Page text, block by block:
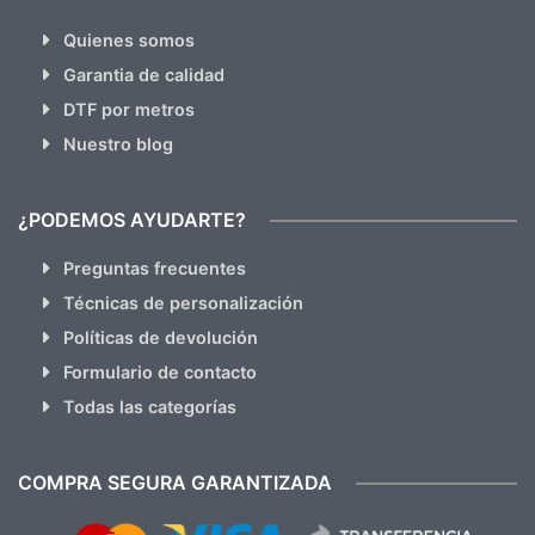
Quienes somos
Garantia de calidad
DTF por metros
Nuestro blog
¿PODEMOS AYUDARTE?
Preguntas frecuentes
Técnicas de personalización
Políticas de devolución
Formulario de contacto
Todas las categorías
COMPRA SEGURA GARANTIZADA